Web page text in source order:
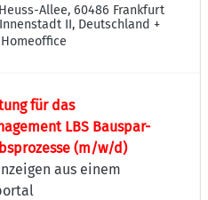
Allee, 60486 Frankfurt
II, Deutschland +
für das
LBS Bauspar-
(m/w/d)
aus einem